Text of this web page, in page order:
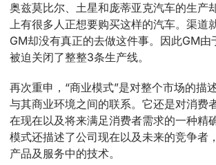
奥兹莫比尔、土星和庞蒂亚克汽车的生产
上有很多人正想要购买这样的汽车。渠道
GM却没有真正的去做这件事。因此GM由
被迫关闭了整整3条生产线。
再次重申，“商业模式”是对整个市场的描
与其商业环境之间的联系。它还是对消费
在现在以及将来满足消费者需求的一种精
模式还描述了公司现在以及未来的竞争者
产品及服务中的技术。